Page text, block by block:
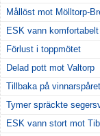
Mållöst mot Mölltorp-
ESK vann komfortabelt
Förlust i toppmötet
Delad pott mot Valtorp
Tillbaka på vinnarspåret
Tymer spräckte
ESK vann stort mot